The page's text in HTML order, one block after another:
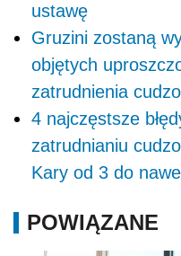
ustawę
Gruzini zostaną
objętych
zatrudnienia
4 najczęstsze
zatrudnianiu
Kary od 3 do
POWIĄZANE